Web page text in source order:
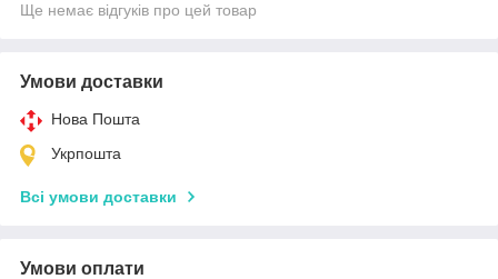
Ще немає відгуків про цей товар
Умови доставки
Нова Пошта
Укрпошта
Всі умови доставки
Умови оплати